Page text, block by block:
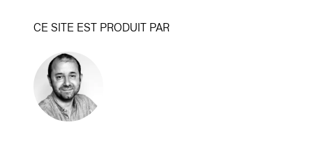
CE SITE EST PRODUIT PAR